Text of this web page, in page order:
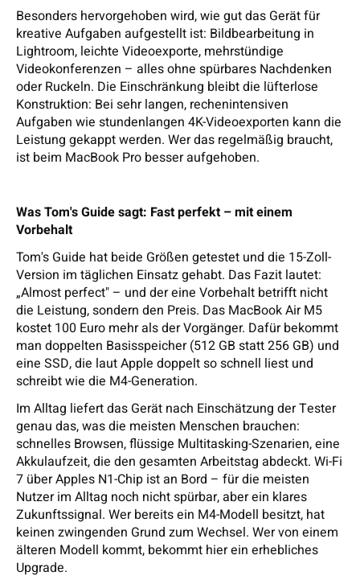
Besonders hervorgehoben wird, wie gut das Gerät für
kreative Aufgaben aufgestellt ist: Bildbearbeitung in
Lightroom, leichte Videoexporte, mehrstündige
Videokonferenzen – alles ohne spürbares Nachdenken
oder Ruckeln. Die Einschränkung bleibt die lüfterlose
Konstruktion: Bei sehr langen, rechenintensiven
Aufgaben wie stundenlangen 4K-Videoexporten kann die
Leistung gekappt werden. Wer das regelmäßig braucht,
ist beim MacBook Pro besser aufgehoben.
Was Tom's Guide sagt: Fast perfekt – mit einem
Vorbehalt
Tom's Guide hat beide Größen getestet und die 15-Zoll-
Version im täglichen Einsatz gehabt. Das Fazit lautet:
„Almost perfect" – und der eine Vorbehalt betrifft nicht
die Leistung, sondern den Preis. Das MacBook Air M5
kostet 100 Euro mehr als der Vorgänger. Dafür bekommt
man doppelten Basisspeicher (512 GB statt 256 GB) und
eine SSD, die laut Apple doppelt so schnell liest und
schreibt wie die M4-Generation.
Im Alltag liefert das Gerät nach Einschätzung der Tester
genau das, was die meisten Menschen brauchen:
schnelles Browsen, flüssige Multitasking-Szenarien, eine
Akkulaufzeit, die den gesamten Arbeitstag abdeckt. Wi-Fi
7 über Apples N1-Chip ist an Bord – für die meisten
Nutzer im Alltag noch nicht spürbar, aber ein klares
Zukunftssignal. Wer bereits ein M4-Modell besitzt, hat
keinen zwingenden Grund zum Wechsel. Wer von einem
älteren Modell kommt, bekommt hier ein erhebliches
Upgrade.